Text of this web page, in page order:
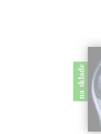
na sklade